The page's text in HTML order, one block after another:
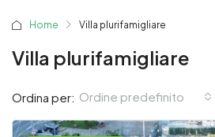
Home Villa plurifamigliare
Villa plurifamigliare
Ordina per: Ordine predefinito